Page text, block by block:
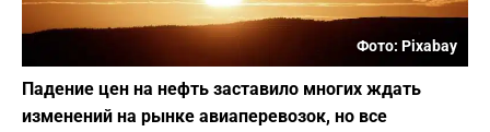
Фото: Pixabay
Падение цен на нефть заставило многих ждать
изменений на рынке авиаперевозок, но все